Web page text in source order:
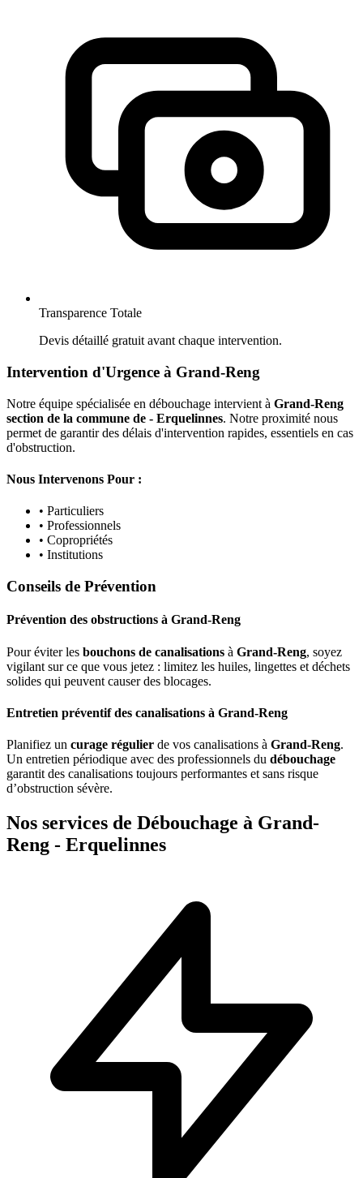
Transparence Totale
Devis détaillé gratuit avant chaque intervention.
Intervention d'Urgence à Grand-Reng
Notre équipe spécialisée en débouchage intervient à Grand-Reng
section de la commune de - Erquelinnes. Notre proximité nous
permet de garantir des délais d'intervention rapides, essentiels en cas
d'obstruction.
Nous Intervenons Pour :
• Particuliers
• Professionnels
• Copropriétés
• Institutions
Conseils de Prévention
Prévention des obstructions à Grand-Reng
Pour éviter les bouchons de canalisations à Grand-Reng, soyez
vigilant sur ce que vous jetez : limitez les huiles, lingettes et déchets
solides qui peuvent causer des blocages.
Entretien préventif des canalisations à Grand-Reng
Planifiez un curage régulier de vos canalisations à Grand-Reng.
Un entretien périodique avec des professionnels du débouchage
garantit des canalisations toujours performantes et sans risque
d’obstruction sévère.
Nos services de Débouchage à Grand-
Reng - Erquelinnes